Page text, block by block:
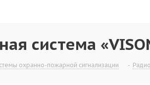
система
охранно-пожарной сигнализации -